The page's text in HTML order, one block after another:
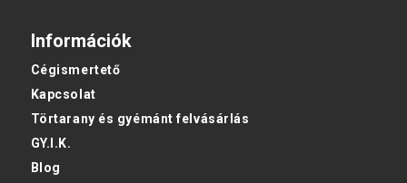
Információk
Cégismertető
Kapcsolat
Törtarany és gyémánt felvásárlás
GY.I.K.
Blog